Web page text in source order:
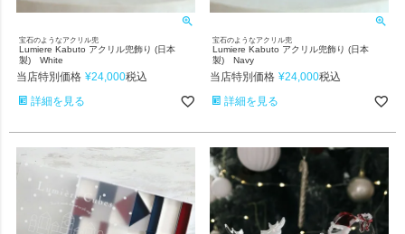
宝石のようなアクリル兜
Lumiere Kabuto アクリル兜飾り (日本
製) White
当店特別価格 ¥24,000税込
詳細を見る
宝石のようなアクリル兜
Lumiere Kabuto アクリル兜飾り (日本
製) Navy
当店特別価格 ¥24,000税込
詳細を見る